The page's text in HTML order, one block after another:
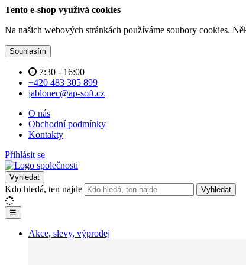
Tento e-shop využívá cookies
Na našich webových stránkách používáme soubory cookies.
Souhlasím
7:30 - 16:00
+420 483 305 899
jablonec@ap-soft.cz
O nás
Obchodní podmínky
Kontakty
Přihlásit se
Vyhledat
Kdo hledá, ten najde Vyhledat
☰
Akce, slevy, výprodej